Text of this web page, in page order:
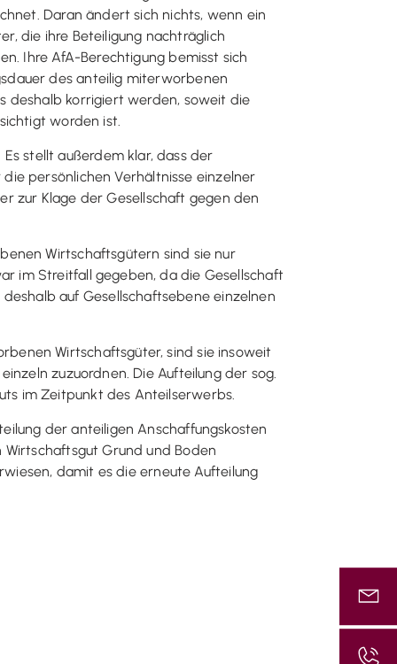
Daran ändert sich nichts, wenn ein
die ihre Beteiligung nachträglich
Ihre AfA-Berechtigung bemisst sich
des anteilig miterworbenen
deshalb korrigiert werden, soweit die
worden ist.
stellt außerdem klar, dass der
persönlichen Verhältnisse einzelner
zur Klage der Gesellschaft gegen den
Wirtschaftsgütern sind sie nur
im Streitfall gegeben, da die Gesellschaft
auf Gesellschaftsebene einzelnen
Wirtschaftsgüter, sind sie insoweit
zuzuordnen. Die Aufteilung der sog.
im Zeitpunkt des Anteilserwerbs.
der anteiligen Anschaffungskosten
Grund und Boden
damit es die erneute Aufteilung